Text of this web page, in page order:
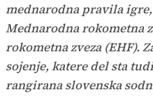
mednarodna pravila
Mednarodna rokometna
rokometna zveza (EHF).
sojenje, katere del sta
rangirana slovenska